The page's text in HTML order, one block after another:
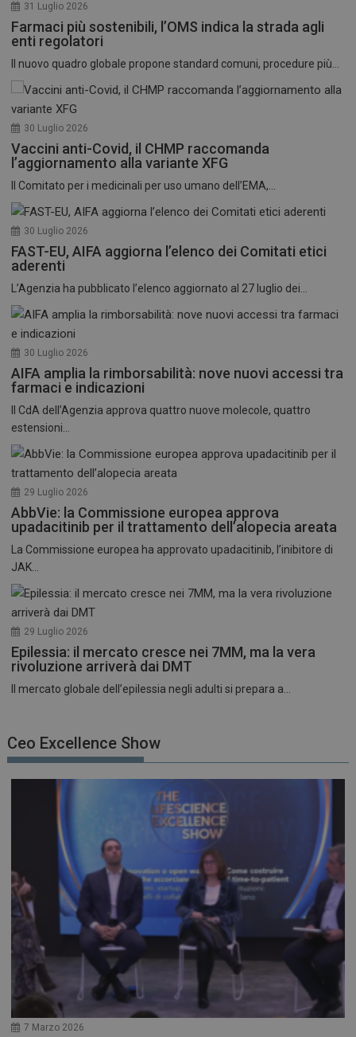
31 Luglio 2026
Farmaci più sostenibili, l’OMS indica la strada agli
enti regolatori
Il nuovo quadro globale propone standard comuni, procedure più...
30 Luglio 2026
Vaccini anti-Covid, il CHMP raccomanda
l’aggiornamento alla variante XFG
Il Comitato per i medicinali per uso umano dell’EMA,...
30 Luglio 2026
FAST-EU, AIFA aggiorna l’elenco dei Comitati etici
aderenti
L’Agenzia ha pubblicato l’elenco aggiornato al 27 luglio dei...
30 Luglio 2026
AIFA amplia la rimborsabilità: nove nuovi accessi tra
farmaci e indicazioni
Il CdA dell’Agenzia approva quattro nuove molecole, quattro
estensioni...
29 Luglio 2026
AbbVie: la Commissione europea approva
upadacitinib per il trattamento dell’alopecia areata
La Commissione europea ha approvato upadacitinib, l’inibitore di
JAK...
29 Luglio 2026
Epilessia: il mercato cresce nei 7MM, ma la vera
rivoluzione arriverà dai DMT
Il mercato globale dell’epilessia negli adulti si prepara a...
Ceo Excellence Show
7 Marzo 2026